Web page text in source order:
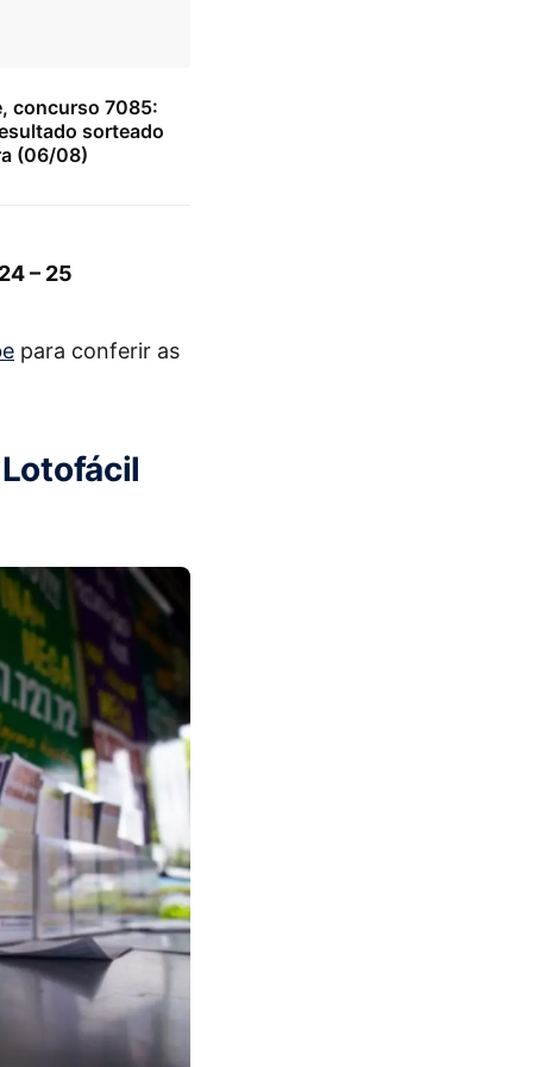
concurso 7085:
sorteado
(06/08)
– 25
para conferir as